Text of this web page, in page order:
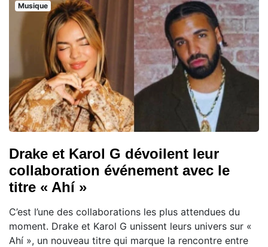
Musique
Drake et Karol G dévoilent leur
collaboration événement avec le
titre « Ahí »
C’est l’une des collaborations les plus attendues du
moment. Drake et Karol G unissent leurs univers sur «
Ahí », un nouveau titre qui marque la rencontre entre